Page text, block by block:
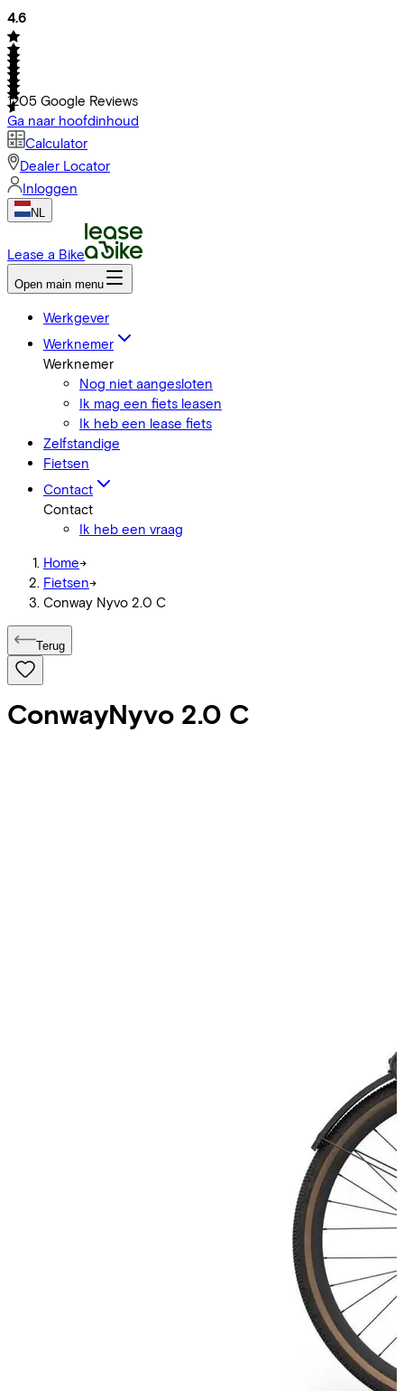
4.6
1205 Google Reviews
Ga naar hoofdinhoud
Calculator
Dealer Locator
Inloggen
NL
Lease a Bike
Open main menu
Werkgever
Werknemer
Werknemer
Nog niet aangesloten
Ik mag een fiets leasen
Ik heb een lease fiets
Zelfstandige
Fietsen
Contact
Contact
Ik heb een vraag
Home->
Fietsen->
Conway Nyvo 2.0 C
Terug
ConwayNyvo 2.0 C